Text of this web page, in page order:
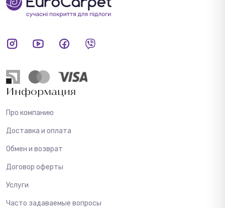
Информация
Про компанию
Доставка и оплата
Обмен и возврат
Договор оферты
Услуги
Часто задаваемые вопросы